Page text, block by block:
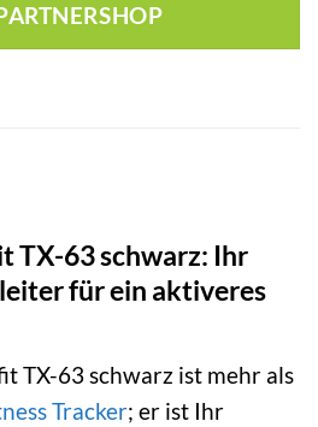
TX-63 schwarz: Ihr
für ein aktiveres
TX-63 schwarz ist mehr als
Tracker; er ist Ihr